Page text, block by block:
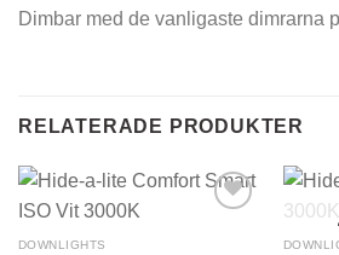
Dimbar med de vanligaste dimrarna
RELATERADE PRODUKTER
DOWNLIGHTS